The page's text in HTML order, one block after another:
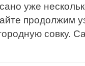
уже
продолжим
совку.